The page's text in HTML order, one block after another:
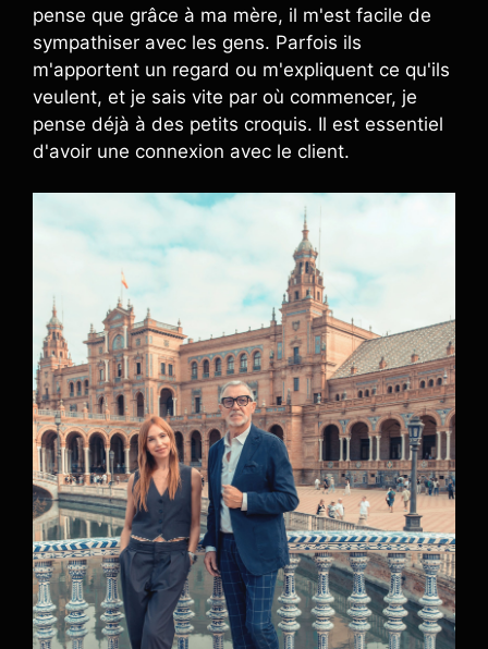
pense que grâce à ma mère, il m'est facile de
sympathiser avec les gens. Parfois ils
m'apportent un regard ou m'expliquent ce qu'ils
veulent, et je sais vite par où commencer, je
pense déjà à des petits croquis. Il est essentiel
d'avoir une connexion avec le client.